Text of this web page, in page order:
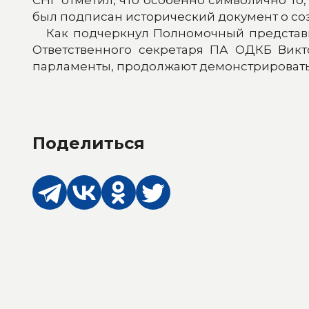
был подписан исторический документ о
Как подчеркнул Полномочный
Ответственного секретаря ПА ОДКБ
парламенты, продолжают
Поделиться